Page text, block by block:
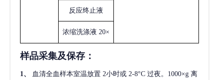
反应终止液
浓缩洗涤液 20×
样品采集及保存 ：
1、 血清全血样本室温放置 2小时或 2-8°C 过夜。1000×g 离